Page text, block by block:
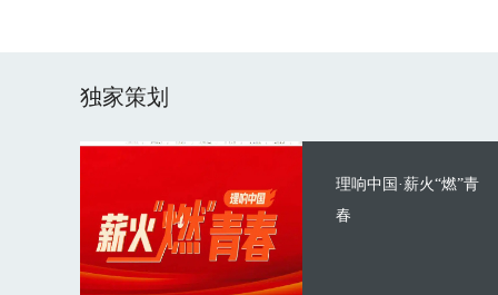
独家策划
理响中国·薪火“燃”青
春